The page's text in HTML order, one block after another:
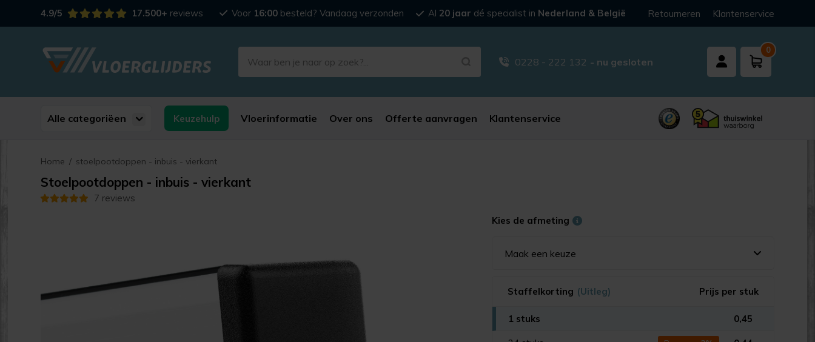
4.9/5 17.500+ reviews Voor 16:00besteld? Vandaag verzonden Al 20 jaar dé specialist in Nederland & België Retourneren Klantenservice
0228 - 222 132 - nu gesloten
0
Alle categoriëen Keuzehulp Vloerinformatie Over ons Offerte aanvragen Klantenservice
Home / stoelpootdoppen - inbuis - vierkant
Stoelpootdoppen - inbuis - vierkant
7 reviews
Kies de afmeting
Maak een keuze
Staffelkorting (Uitleg) Prijs per stuk
1 stuks 0,45